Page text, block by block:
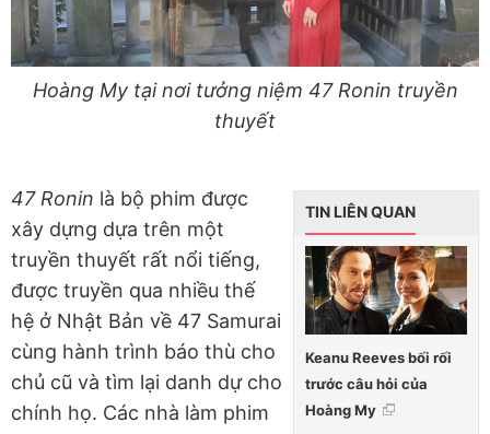
Hoàng My tại nơi tưởng niệm 47 Ronin truyền
thuyết
TIN LIÊN QUAN
Keanu Reeves bối rối
trước câu hỏi của
Hoàng My
47 Ronin là bộ phim được
xây dựng dựa trên một
truyền thuyết rất nổi tiếng,
được truyền qua nhiều thế
hệ ở Nhật Bản về 47 Samurai
cùng hành trình báo thù cho
chủ cũ và tìm lại danh dự cho
chính họ. Các nhà làm phim